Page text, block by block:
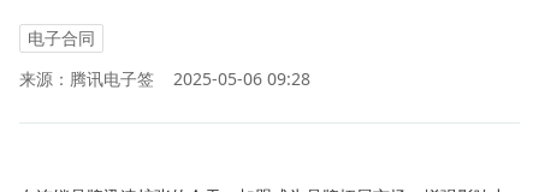
电子合同
来源：腾讯电子签
2025-05-06 09:28